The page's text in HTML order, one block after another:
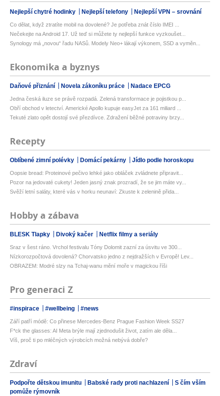
Nejlepší chytré hodinky Nejlepší telefony Nejlepší VPN – srovnání
Co dělat, když ztratíte mobil na dovolené? Je potřeba znát číslo IMEI ...
Nečekejte na Android 17. Už teď si můžete ty nejlepší funkce vyzkoušet...
Synology má „novou“ řadu NASů. Modely Neo+ lákají výkonem, SSD a vyměn...
Ekonomika a byznys
Daňové přiznání Novela zákoníku práce Nadace EPCG
Jedna česká iluze se právě rozpadá. Zelená transformace je pojistkou p...
Obří obchod v letectví. Americké Apollo kupuje easyJet za 161 miliard ...
Tekuté zlato opět dostojí své přezdívce. Zdražení běžné potraviny brzy...
Recepty
Oblíbené zimní polévky Domácí pekárny Jídlo podle horoskopu
Oopsie bread: Proteinové pečivo lehké jako obláček zvládnete připravit...
Pozor na jedovaté cukety! Jeden jasný znak prozradí, že se jim máte vy...
Svěží letní saláty, které vás v horku neunaví: Zkuste k zelenině přida...
Hobby a zábava
BLESK Tlapky Divoký kačer Netflix filmy a seriály
Sraz v šest ráno. Vrchol festivalu Tóny Dolomit zazní za úsvitu ve 300...
Nízkorozpočtová dovolená? Chorvatsko jedno z nejdražších v Evropě! Lev...
OBRAZEM: Modré slzy na Tchaj-wanu mění moře v magickou říši
Pro generaci Z
#inspirace #wellbeing #news
Září patří módě: Co přinese Mercedes-Benz Prague Fashion Week SS27
F*ck the glasses: AI Meta brýle mají zjednodušit život, zatím ale děla...
Víš, proč ti po mléčných výrobcích možná nebývá dobře?
Zdraví
Podpořte dětskou imunitu Babské rady proti nachlazení
S čím vším
pomůže rýmovník